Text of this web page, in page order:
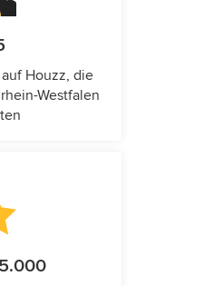
Houzz, die
Westfalen